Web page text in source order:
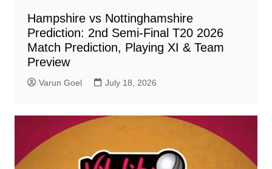
Hampshire vs Nottinghamshire
Prediction: 2nd Semi-Final T20 2026
Match Prediction, Playing XI & Team
Preview
Varun Goel July 18, 2026